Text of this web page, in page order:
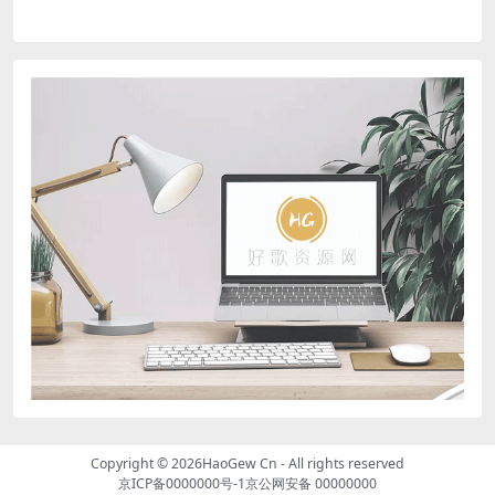
Copyright © 2026HaoGew Cn - All rights reserved
京ICP备0000000号-1京公网安备 00000000